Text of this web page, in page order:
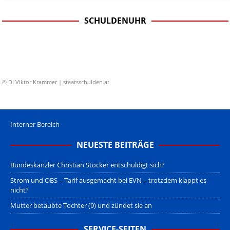
SCHULDENUHR
© DI Viktor Krammer | staatsschulden.at
Interner Bereich
NEUESTE BEITRÄGE
Bundeskanzler Christian Stocker entschuldigt sich?
Strom und OBS – Tarif ausgemacht bei EVN – trotzdem klappt es
nicht?
Mutter betäubte Tochter (9) und zündet sie an